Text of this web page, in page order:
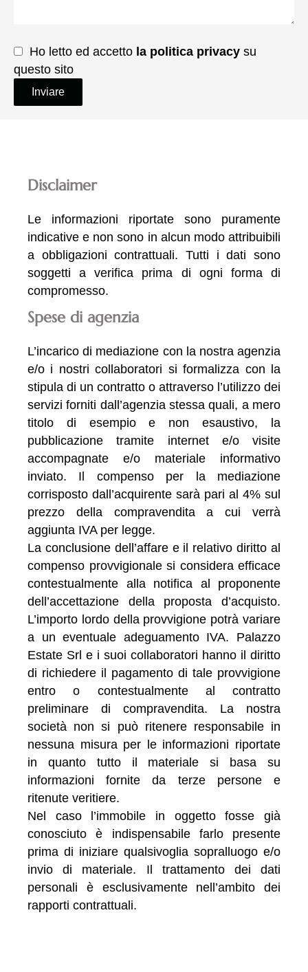
Ho letto ed accetto la politica privacy su
questo sito
Inviare
Disclaimer
Le informazioni riportate sono puramente
indicative e non sono in alcun modo attribuibili
a obbligazioni contrattuali. Tutti i dati sono
soggetti a verifica prima di ogni forma di
compromesso.
Spese di agenzia
L’incarico di mediazione con la nostra agenzia
e/o i nostri collaboratori si formalizza con la
stipula di un contratto o attraverso l’utilizzo dei
servizi forniti dall’agenzia stessa quali, a mero
titolo di esempio e non esaustivo, la
pubblicazione tramite internet e/o visite
accompagnate e/o materiale informativo
inviato. Il compenso per la mediazione
corrisposto dall’acquirente sarà pari al 4% sul
prezzo della compravendita a cui verrà
aggiunta IVA per legge.
La conclusione dell’affare e il relativo diritto al
compenso provvigionale si considera efficace
contestualmente alla notifica al proponente
dell’accettazione della proposta d’acquisto.
L’importo lordo della provvigione potrà variare
a un eventuale adeguamento IVA. Palazzo
Estate Srl e i suoi collaboratori hanno il diritto
di richiedere il pagamento di tale provvigione
entro o contestualmente al contratto
preliminare di compravendita. La nostra
società non si può ritenere responsabile in
nessuna misura per le informazioni riportate
in quanto tutto il materiale si basa su
informazioni fornite da terze persone e
ritenute veritiere.
Nel caso l’immobile in oggetto fosse già
conosciuto è indispensabile farlo presente
prima di iniziare qualsivoglia sopralluogo e/o
invio di materiale. Il trattamento dei dati
personali è esclusivamente nell’ambito dei
rapporti contrattuali.